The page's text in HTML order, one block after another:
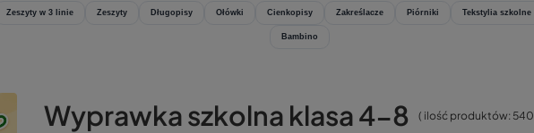
Zeszyty w 3 linie Zeszyty Długopisy Ołówki Cienkopisy Zakreślacze Piórniki Tekstylia szkolne
Bambino
Wyprawka szkolna klasa 4-8 ( ilość produktów: 540